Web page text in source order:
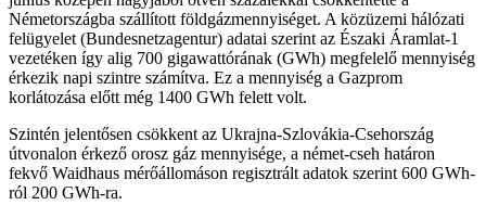
Németországba szállított földgázmennyiséget. A közüzemi hálózati
felügyelet (Bundesnetzagentur) adatai szerint az Északi Áramlat-1
vezetéken így alig 700 gigawattórának (GWh) megfelelő mennyiség
érkezik napi szintre számítva. Ez a mennyiség a Gazprom
korlátozása előtt még 1400 GWh felett volt.
Szintén jelentősen csökkent az Ukrajna-Szlovákia-Csehország
útvonalon érkező orosz gáz mennyisége, a német-cseh határon
fekvő Waidhaus mérőállomáson regisztrált adatok szerint 600 GWh-
ról 200 GWh-ra.